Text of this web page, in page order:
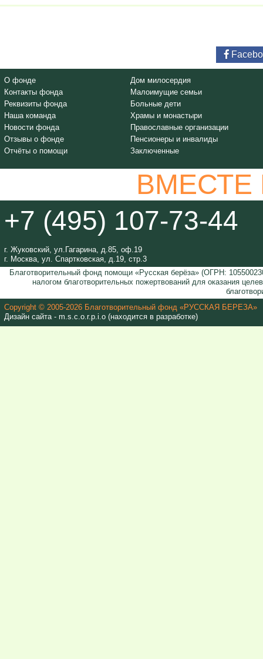
О фонде
Контакты фонда
Реквизиты фонда
Наша команда
Новости фонда
Отзывы о фонде
Отчёты о помощи
Дом милосердия
Малоимущие семьи
Больные дети
Храмы и монастыри
Православные организации
Пенсионеры и инвалиды
Заключенные
+7 (495) 107-73-44
г. Жуковский, ул.Гагарина, д.85, оф.19
г. Москва, ул. Спартковская, д.19, стр.3
Благотворительный фонд помощи «Русская берёза» (ОГРН:
налогом благотворительных пожертвований для оказания
Copyright © 2005-2026 Благотворительный фонд «РУССКАЯ БЕРЕЗА»
Дизайн сайта - m.s.c.o.r.p.i.o (находится в разработке)